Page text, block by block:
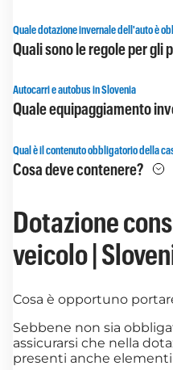
Quale dotazione invernale dell'auto è
Quali sono le regole per gli
Autocarri e autobus in Slovenia
Quale equipaggiamento
Qual è il contenuto obbligatorio della
Cosa deve contenere?
Dotazione
veicolo |
Cosa è opportuno
Sebbene non sia
assicurarsi che nella
presenti anche